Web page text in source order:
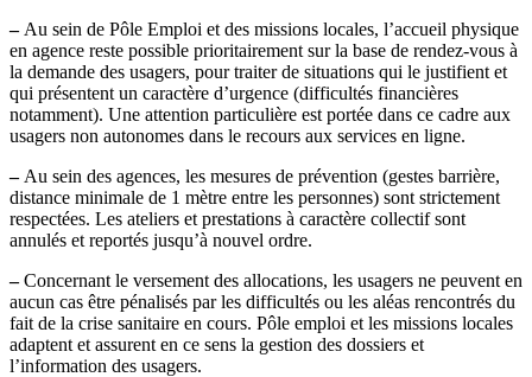
–Au sein de Pôle Emploi et des missions locales, l’accueil physique
en agence reste possible prioritairement sur la base de rendez-vous à
la demande des usagers, pour traiter de situations qui le justifient et
qui présentent un caractère d’urgence (difficultés financières
notamment). Une attention particulière est portée dans ce cadre aux
usagers non autonomes dans le recours aux services en ligne.
–Au sein des agences, les mesures de prévention (gestes barrière,
distance minimale de 1 mètre entre les personnes) sont strictement
respectées. Les ateliers et prestations à caractère collectif sont
annulés et reportés jusqu’à nouvel ordre.
–Concernant le versement des allocations, les usagers ne peuvent en
aucun cas être pénalisés par les difficultés ou les aléas rencontrés du
fait de la crise sanitaire en cours. Pôle emploi et les missions locales
adaptent et assurent en ce sens la gestion des dossiers et
l’information des usagers.